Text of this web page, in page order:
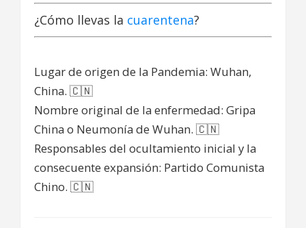
¿Cómo llevas la cuarentena?
Lugar de origen de la Pandemia: Wuhan,
China. 🇨🇳
Nombre original de la enfermedad: Gripa
China o Neumonía de Wuhan. 🇨🇳
Responsables del ocultamiento inicial y la
consecuente expansión: Partido Comunista
Chino. 🇨🇳